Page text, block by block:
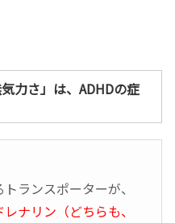
力さ」は、ADHDの症
ランスポーターが、
ナリン（どちらも、